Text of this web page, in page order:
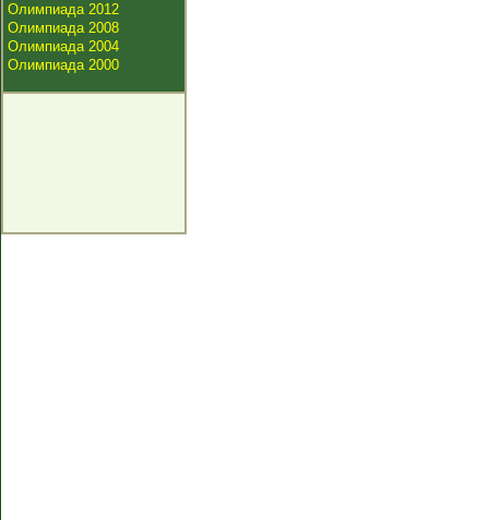
Олимпиада 2012
Олимпиада 2008
Олимпиада 2004
Олимпиада 2000